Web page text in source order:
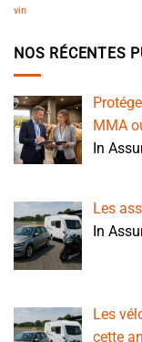
vin
NOS RÉCENTES
MMA
In
Les
In
Les
cette